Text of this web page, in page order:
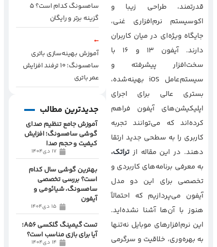
قدرتمند، طراحی زیبا و
اکوسیستم نرم‌افزاری غنی،
جایگاه ویژه‌ای در میان کاربران
دارند. آیفون ۱۳ و ۱۶ با
سخت‌افزار پیشرفته و
سیستم‌عامل iOS بهینه‌شده،
بستری عالی برای اجرای
اپلیکیشن‌های آیفون فراهم
کرده‌اند که می‌توانند تجربه
کاربری را به سطحی جدید ارتقا
دهند. در این مقاله از تراتک،
به معرفی برنامه‌های کاربردی و
تخصصی برای این دو مدل
آیفون می‌پردازیم که احتمالاً
هنوز با آن‌ها آشنا نشده‌اید.
این نرم‌افزارهای موبایل نه‌تنها
به بهره‌وری، خلاقیت و سرگرمی
سامسونگ کدام است؟ ۵
گزینه برتر و رایگان
آموزش بهینه‌سازی باتری
سامسونگ؛ ۱۰ ترفند افزایش
عمر باتری
جدیدترین مطالب
آموزش جامع تنظیم صدای
گوشی سامسونگ؛ افزایش
کیفیت و حجم صدا
17 دی1404
بهترین گوشی سال کدام
است؟ بررسی تخصصی
سامسونگ، شیائومی و
آیفون
15 دی1404
تست گیمینگ گلکسی A56؛
آیا برای بازی مناسب است؟
14 دی1404